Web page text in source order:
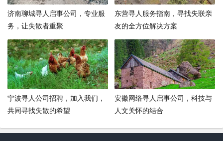
济南聊城寻人启事公司，专业服
务，让失散者重聚
东营寻人服务指南，寻找失联亲
友的全方位解决方案
宁波寻人公司招聘，加入我们，
共同寻找失散的希望
安徽网络寻人启事公司，科技与
人文关怀的结合